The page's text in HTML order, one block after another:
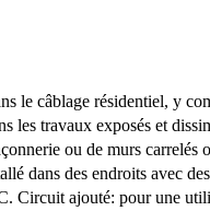
le câblage résidentiel, y
les travaux exposés et
ou de murs carrelés
dans des endroits avec
Circuit ajouté: pour une